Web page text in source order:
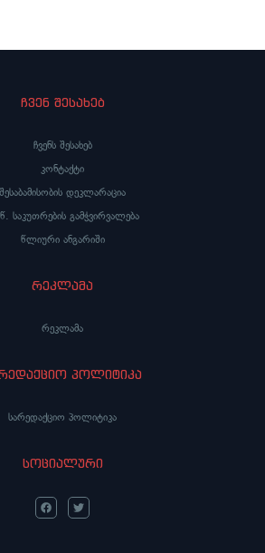
ჩვენ შესახებ
ჩვენს შესახებ
კონტაქტი
შესაბამისობის დეკლარაცია
საკუთრების გამჭვირვალება
წლიური ანგარიში
რეკლამა
რეკლამა
პოლიტიკა
სარედაქციო პოლიტიკა
სოციალური